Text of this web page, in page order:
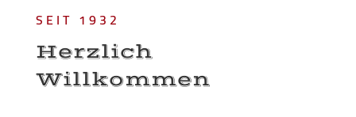
SEIT 1932
Herz­lich
Willkommen